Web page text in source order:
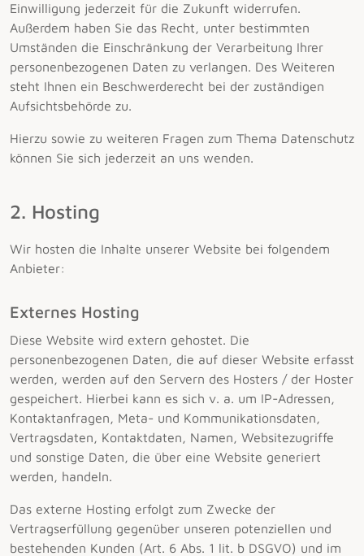
Einwilligung jederzeit für die Zukunft widerrufen.
Außerdem haben Sie das Recht, unter bestimmten
Umständen die Einschränkung der Verarbeitung Ihrer
personenbezogenen Daten zu verlangen. Des Weiteren
steht Ihnen ein Beschwerderecht bei der zuständigen
Aufsichtsbehörde zu.
Hierzu sowie zu weiteren Fragen zum Thema Datenschutz
können Sie sich jederzeit an uns wenden.
2. Hosting
Wir hosten die Inhalte unserer Website bei folgendem
Anbieter:
Externes Hosting
Diese Website wird extern gehostet. Die
personenbezogenen Daten, die auf dieser Website erfasst
werden, werden auf den Servern des Hosters / der Hoster
gespeichert. Hierbei kann es sich v. a. um IP-Adressen,
Kontaktanfragen, Meta- und Kommunikationsdaten,
Vertragsdaten, Kontaktdaten, Namen, Websitezugriffe
und sonstige Daten, die über eine Website generiert
werden, handeln.
Das externe Hosting erfolgt zum Zwecke der
Vertragserfüllung gegenüber unseren potenziellen und
bestehenden Kunden (Art. 6 Abs. 1 lit. b DSGVO) und im